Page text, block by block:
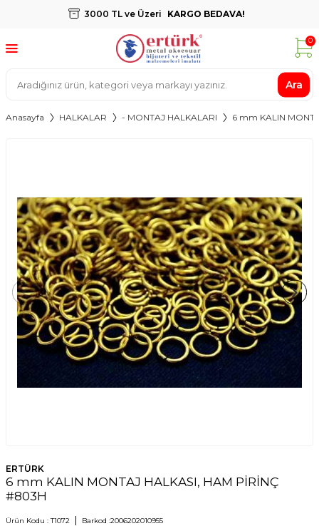
3000 TL ve Üzeri KARGO BEDAVA!
Ara
0
Anasayfa HALKALAR - MONTAJ HALKALARI 6 mm KALIN
ERTÜRK
6 mm KALIN MONTAJ HALKASI, HAM PİRİNÇ
#803H
Ürün Kodu :T1072 Barkod :2006202010955